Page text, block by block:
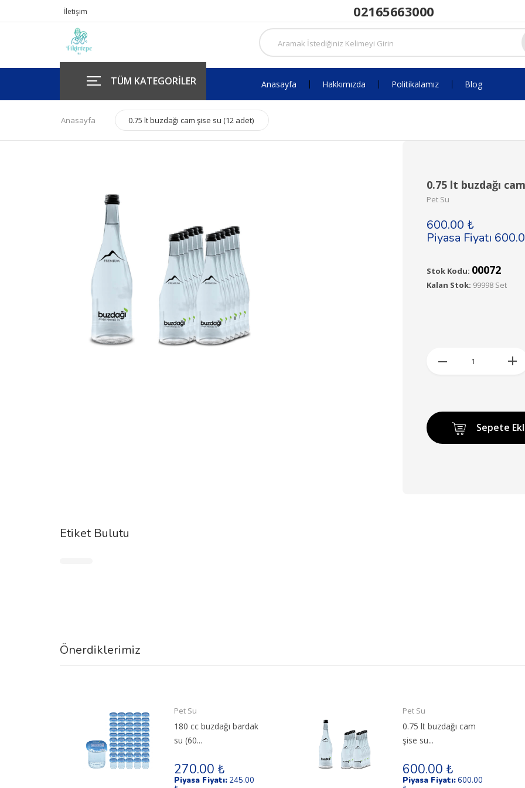
İletişim 02165663000
TÜM KATEGORİLER Anasayfa Hakkımızda Politikalamız Blog
Anasayfa 0.75 lt buzdağı cam şise su (12 adet)
0.75 lt buzdağı
Pet Su
600.00 ₺
Piyasa Fiyatı
Stok Kodu: 00072
Kalan Stok: 99998 Set
Sepete
Etiket Bulutu
Önerdiklerimiz
Pet Su
180 cc buzdağı bardak
su (60...
270.00 ₺
Piyasa Fiyatı: 245.00
Pet Su
0.75 lt buzdağı cam
şise su...
600.00 ₺
Piyasa Fiyatı:600.00